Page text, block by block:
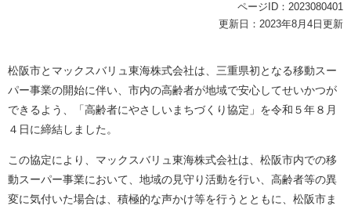
ページID：2023080401
更新日：2023年8月4日更新
松阪市とマックスバリュ東海株式会社は、三重県初となる移動スー
パー事業の開始に伴い、市内の高齢者が地域で安心してせいかつが
できるよう、「高齢者にやさしいまちづくり協定」を令和５年８月
４日に締結しました。
この協定により、マックスバリュ東海株式会社は、松阪市内での移
動スーパー事業において、地域の見守り活動を行い、高齢者等の異
変に気付いた場合は、積極的な声かけ等を行うとともに、松阪市ま